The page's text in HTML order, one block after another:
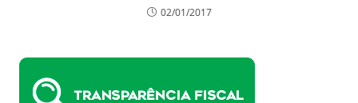
02/01/2017